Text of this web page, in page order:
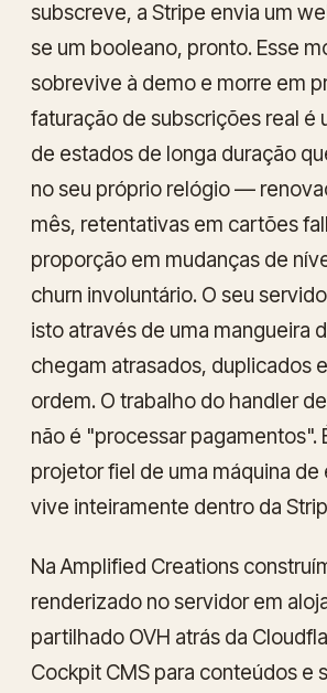
subscreve, a Stripe envia um
se um booleano, pronto. Esse
sobrevive à demo e morre em
faturação de subscrições real é
de estados de longa duração
no seu próprio relógio —
mês, retentativas em cartões
proporção em mudanças de
churn involuntário. O seu
isto através de uma mangueira
chegam atrasados, duplicados
ordem. O trabalho do handler
não é "processar pagamentos".
projetorfiel de uma máquina de
vive inteiramente dentro da
Na Amplified Creations
renderizado no servidor em
partilhado OVH atrás da
Cockpit CMS para conteúdos e